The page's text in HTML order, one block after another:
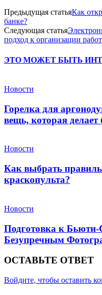
Предыдущая статьяКак
банке?
Следующая статья
подход к организации
ЭТО МОЖЕТ БЫТЬ
Новости
Горелка для
вещь, которая
Новости
Как выбрать
краскопульта?
Новости
Подготовка к
Безупречным
ОСТАВЬТЕ ОТВЕТ
Войдите, чтобы оставить